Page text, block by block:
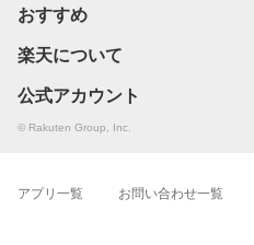
おすすめ
楽天について
公式アカウント
© Rakuten Group, Inc.
アプリ一覧 お問い合わせ一覧